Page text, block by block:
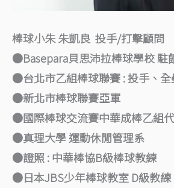
棒球小朱 朱凱良 投手/打擊顧問
●Basepara貝思沛拉棒球學校 駐
●台北市乙組棒球聯賽 : 投手、全
●新北市棒球聯賽亞軍
●國際棒球交流賽中華成棒乙組
●真理大學 運動休閒管理系
●證照 : 中華棒協B級棒球教練
●日本JBS少年棒球教室 D級教練